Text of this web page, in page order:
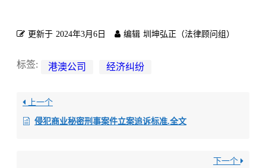
更新于 2024年3月6日 编辑 圳坤弘正（法律顾问组）
标签: 港澳公司 经济纠纷
上一个
侵犯商业秘密刑事案件立案追诉标准.全文
下一个